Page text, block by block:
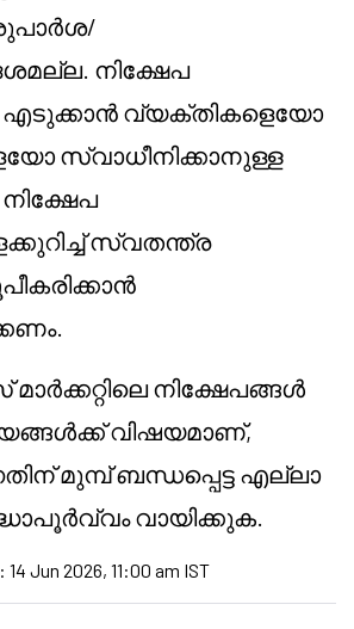
നിക്ഷേപ
എടുക്കാൻ വ്യക്തികളെയോ
സ്വാധീനിക്കാനുള്ള
സ്വതന്ത്ര
നിക്ഷേപങ്ങൾ
വിഷയമാണ്,
മുമ്പ് ബന്ധപ്പെട്ട എല്ലാ
വായിക്കുക.
: 14 Jun 2026, 11:00 am IST